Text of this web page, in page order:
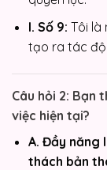
I. Số 9: Tôi là
tạo ra tác
Câu hỏi 2: Bạn
việc hiện tại?
A. Đầy năng
thách bản